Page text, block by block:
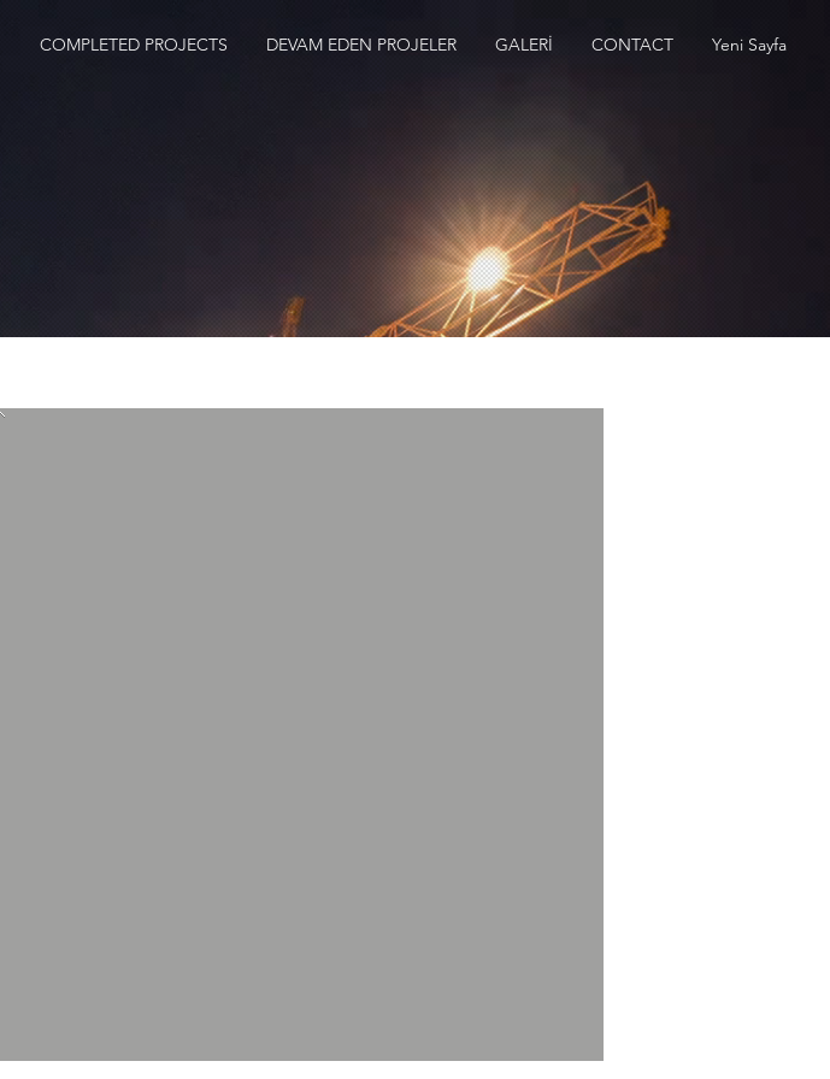
COMPLETED PROJECTS DEVAM EDEN PROJELER GALERİ CONTACT Yeni Sayfa